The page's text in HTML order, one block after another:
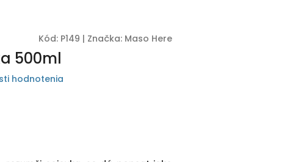
Kód: P149 | Značka: Maso Here
500ml
hodnotenia